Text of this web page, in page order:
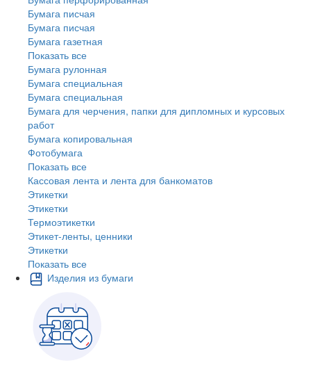
Бумага писчая
Бумага писчая
Бумага газетная
Показать все
Бумага рулонная
Бумага специальная
Бумага специальная
Бумага для черчения, папки для дипломных и курсовых
работ
Бумага копировальная
Фотобумага
Показать все
Кассовая лента и лента для банкоматов
Этикетки
Этикетки
Термоэтикетки
Этикет-ленты, ценники
Этикетки
Показать все
Изделия из бумаги